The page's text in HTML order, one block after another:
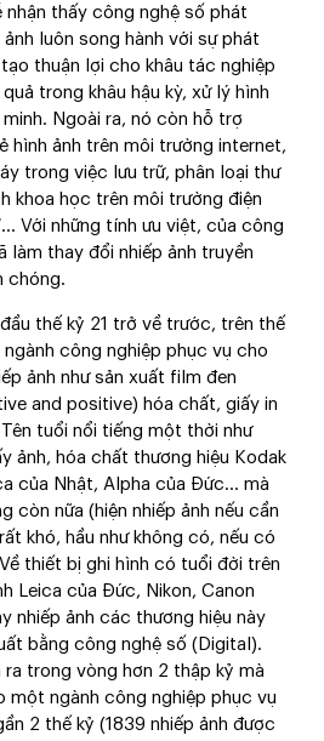
nhận thấy công nghệ số phát
luôn song hành với sự phát
thuận lợi cho khâu tác nghiệp
trong khâu hậu kỳ, xử lý hình
Ngoài ra, nó còn hỗ trợ
hình ảnh trên môi trường internet,
trong việc lưu trữ, phân loại thư
khoa học trên môi trường điện
Với những tính ưu việt, của công
làm thay đổi nhiếp ảnh truyền
chóng.
thế kỷ 21 trở về trước, trên thế
công nghiệp phục vụ cho
ảnh như sản xuất film đen
and positive) hóa chất, giấy in
tuổi nổi tiếng một thời như
ảnh, hóa chất thương hiệu Kodak
của Nhật, Alpha của Đức… mà
còn nữa (hiện nhiếp ảnh nếu cần
khó, hầu như không có, nếu có
thiết bị ghi hình có tuổi đời trên
Leica của Đức, Nikon, Canon
nhiếp ảnh các thương hiệu này
bằng công nghệ số (Digital).
trong vòng hơn 2 thập kỷ mà
một ngành công nghiệp phục vụ
2 thế kỷ (1839 nhiếp ảnh được